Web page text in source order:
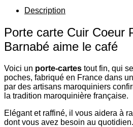
Description
Porte carte Cuir Coeur
Barnabé aime le café
Voici un porte-cartes tout fin, qui
poches, fabriqué en France dans
par des artisans maroquiniers
la tradition maroquinière française.
Elégant et raffiné, il vous aidera à
dont vous avez besoin au quotidien.